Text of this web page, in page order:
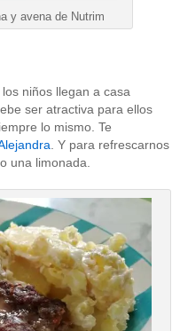
y avena de Nutrim
los niños llegan a casa
ser atractiva para ellos
lo mismo. Te
. Y para refrescarnos
una limonada.